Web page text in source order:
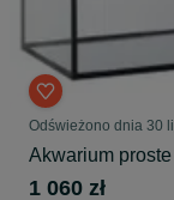
Odświeżono dnia 30
Akwarium
1 060 zł